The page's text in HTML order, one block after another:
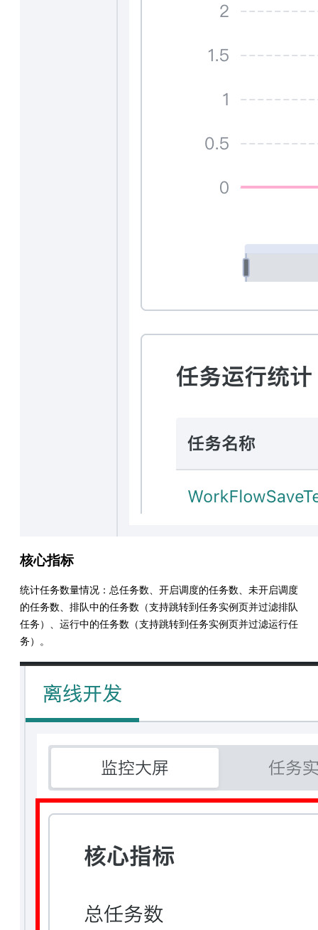
核心指标
统计任务数量情况：总任务数、开启调度的任务数、未开启调度
的任务数、排队中的任务数（支持跳转到任务实例页并过滤排队
任务）、运行中的任务数（支持跳转到任务实例页并过滤运行任
务）。